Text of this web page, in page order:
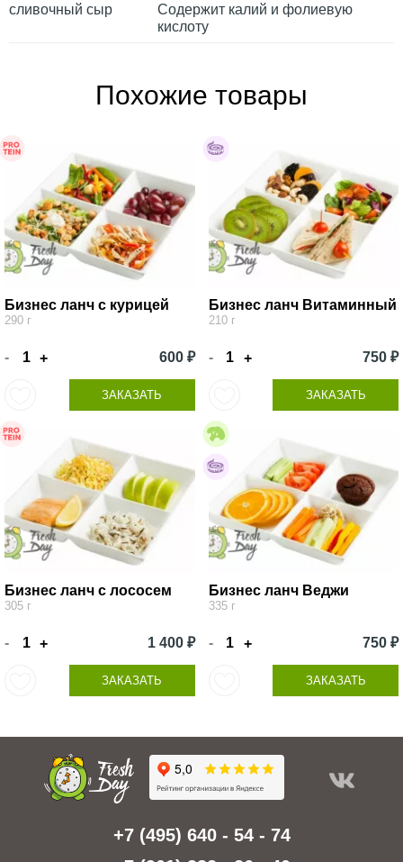
сливочный сыр
Содержит калий и фолиевую
кислоту
Похожие товары
Бизнес ланч с курицей
290 г
- + 600 ₽
ЗАКАЗАТЬ
Бизнес ланч Витаминный
210 г
- + 750 ₽
ЗАКАЗАТЬ
Бизнес ланч с лососем
305 г
- + 1 400 ₽
ЗАКАЗАТЬ
Бизнес ланч Веджи
335 г
- + 750 ₽
ЗАКАЗАТЬ
+7 (495) 640 - 54 - 74